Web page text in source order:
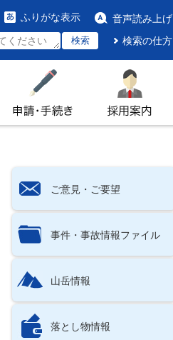
ふりがな表示 音声読み上げ
検索 検索の仕方
申請・手続き 採用案内
ご意見・ご要望
事件・事故情報ファイル
山岳情報
落とし物情報